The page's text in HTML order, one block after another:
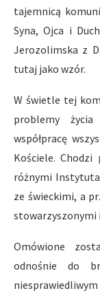
tajemnicą
Syna, Ojca i
Jerozolimska z
tutaj jako wzór.
W świetle tej
problemy
współpracę
Kościele.
różnymi
ze świeckimi, a
stowarzyszonymi
Omówione
odnośnie do
niesprawiedliwym